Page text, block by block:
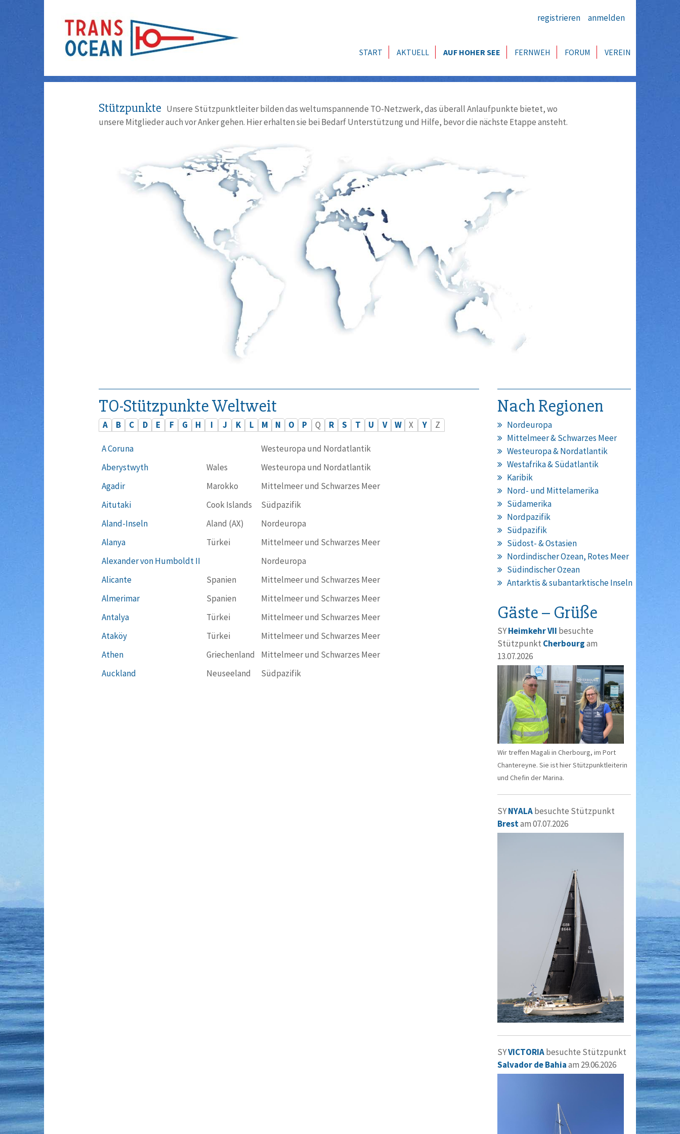
registrieren anmelden
START AKTUELL AUF HOHER SEE FERNWEH FORUM VEREIN
Stützpunkte Unsere Stützpunktleiter bilden das weltumspannende TO-Netzwerk, das überall Anlaufpunkte bietet, wo
unsere Mitglieder auch vor Anker gehen. Hier erhalten sie bei Bedarf Unterstützung und Hilfe, bevor die nächste Etappe ansteht.
TO-Stützpunkte Weltweit
A B C D E F G H I J K L M N O P Q R S T U V W X Y Z
A Coruna
Westeuropa und Nordatlantik
Aberystwyth
Wales
Westeuropa und Nordatlantik
Agadir
Marokko
Mittelmeer und Schwarzes Meer
Aitutaki
Cook Islands
Südpazifik
Aland-Inseln
Aland (AX)
Nordeuropa
Alanya
Türkei
Mittelmeer und Schwarzes Meer
Alexander von Humboldt II
Nordeuropa
Alicante
Spanien
Mittelmeer und Schwarzes Meer
Almerimar
Spanien
Mittelmeer und Schwarzes Meer
Antalya
Türkei
Mittelmeer und Schwarzes Meer
Ataköy
Türkei
Mittelmeer und Schwarzes Meer
Athen
Griechenland
Mittelmeer und Schwarzes Meer
Auckland
Neuseeland Südpazifik
Nach Regionen
Nordeuropa
Mittelmeer & Schwarzes Meer
Westeuropa & Nordatlantik
Westafrika & Südatlantik
Karibik
Nord- und Mittelamerika
Südamerika
Nordpazifik
Südpazifik
Südost- & Ostasien
Nordindischer Ozean, Rotes Meer
Südindischer Ozean
Antarktis & subantarktische Inseln
Gäste – Grüße
SYHeimkehr VII besuchte
Stützpunkt Cherbourgam
13.07.2026
Wir treffen Magali in Cherbourg, im Port
Chantereyne. Sie ist hier Stützpunktleiterin
und Chefin der Marina.
SYNYALAbesuchte Stützpunkt
Brestam 07.07.2026
SYVICTORIAbesuchte Stützpunkt
Salvador de Bahiaam 29.06.2026